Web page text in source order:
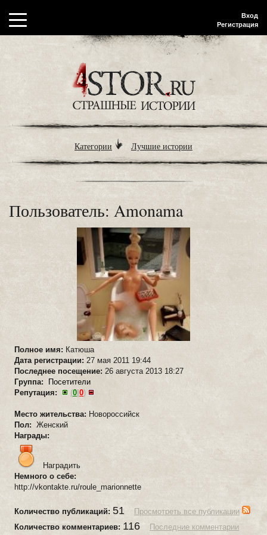
Вход
Регистрация
Категории Лучшие истории
Пользователь: Amonama
Полное имя: Катюша
Дата регистрации: 27 мая 2011 19:44
Последнее посещение: 26 августа 2013 18:27
Группа:
Посетители
Репутация:
(0 0)
Место жительства: Новороссийск
Пол: Женский
Награды:
Наградить
Немного о себе:
http://vkontakte.ru/roule_marionnette
Количество публикаций: 51
Просмотреть все публикации
Количество комментариев: 116 Последние комментарии